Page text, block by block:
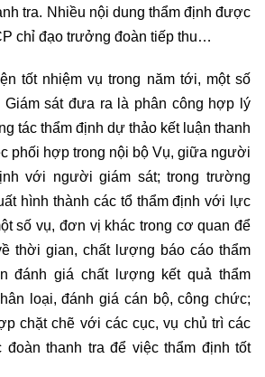
tra. Nhiều nội dung thẩm định được
chỉ đạo trưởng đoàn tiếp thu…
tốt nhiệm vụ trong năm tới, một số
sát đưa ra là phân công hợp lý
tác thẩm định dự thảo kết luận thanh
phối hợp trong nội bộ Vụ, giữa người
với người giám sát; trong trường
hình thành các tổ thẩm định với lực
số vụ, đơn vị khác trong cơ quan để
thời gian, chất lượng báo cáo thẩm
đánh giá chất lượng kết quả thẩm
loại, đánh giá cán bộ, công chức;
chặt chẽ với các cục, vụ chủ trì các
đoàn thanh tra để việc thẩm định tốt